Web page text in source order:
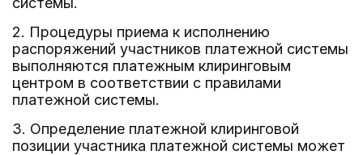
2. Процедуры приема к исполнению
распоряжений участников платежной системы
выполняются платежным клиринговым
центром в соответствии с правилами
платежной системы.
3. Определение платежной клиринговой
позиции участника платежной системы может